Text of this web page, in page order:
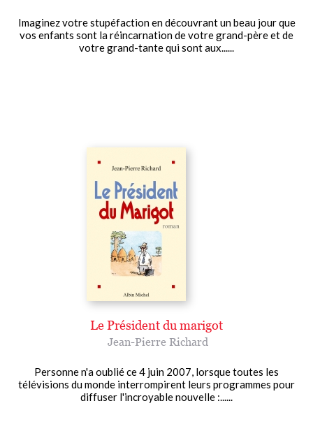
Imaginez votre stupéfaction en découvrant un beau jour que
vos enfants sont la réincarnation de votre grand-père et de
votre grand-tante qui sont aux......
Le Président du marigot
Jean-Pierre Richard
Personne n'a oublié ce 4 juin 2007, lorsque toutes les
télévisions du monde interrompirent leurs programmes pour
diffuser l'incroyable nouvelle :......